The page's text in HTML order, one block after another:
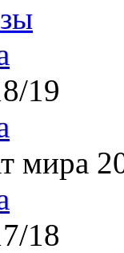
19
мира
18